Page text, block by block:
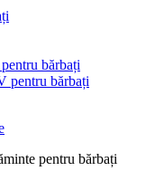
bărbați
pentru bărbați
pentru bărbați